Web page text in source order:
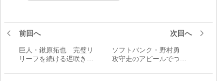
前回へ
巨人・鍬原拓也 完璧リ
リーフを続ける遅咲きの
び
次回へ
ソフトバンク・野村勇
攻守走のアピールでつか
喜び